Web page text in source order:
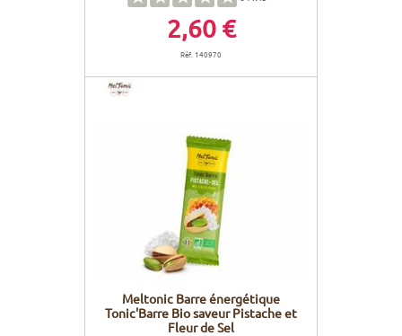
2,60 €
Réf. 140970
Meltonic Barre énergétique
Tonic'Barre Bio saveur Pistache et
Fleur de Sel